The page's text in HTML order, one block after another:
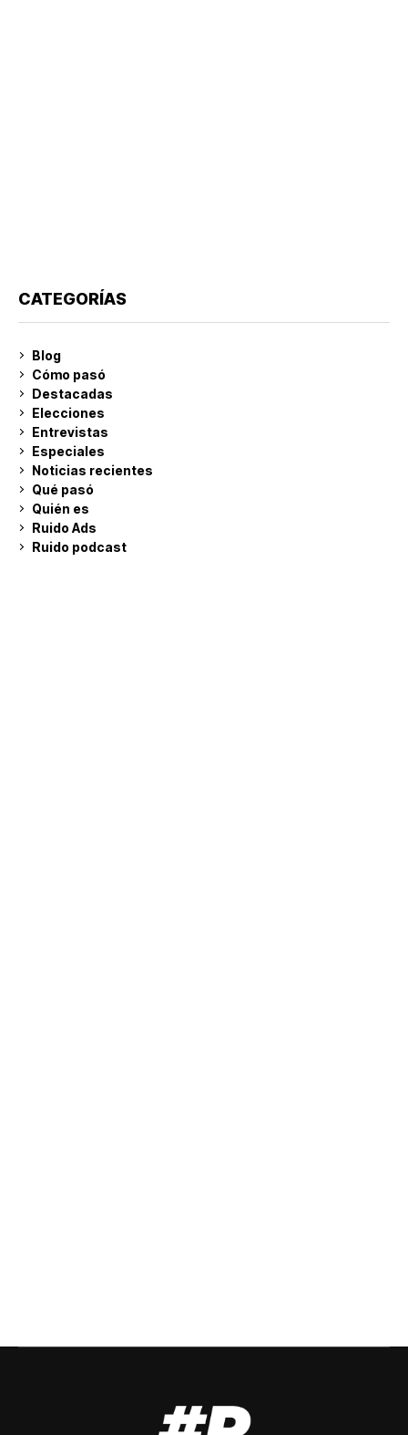
CATEGORÍAS
Blog
Cómo pasó
Destacadas
Elecciones
Entrevistas
Especiales
Noticias recientes
Qué pasó
Quién es
Ruido Ads
Ruido podcast